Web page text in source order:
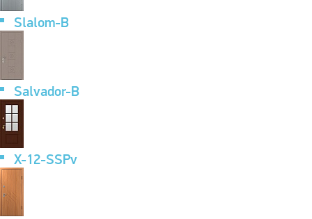
Slalom-B
Salvador-B
X-12-SSPv